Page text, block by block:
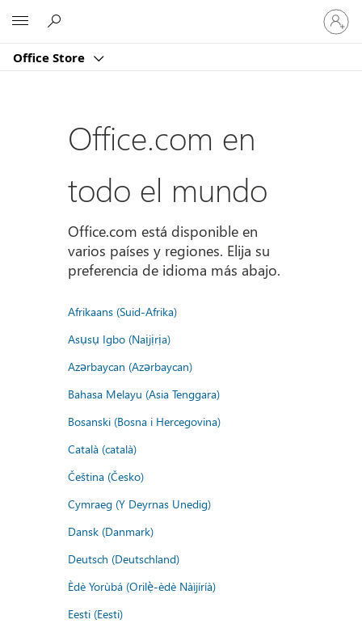
Office Store
Iniciar
sesión
en
cuenta
Office.com en
todo el mundo
Office.com está disponible en
varios países y regiones. Elija su
preferencia de idioma más abajo.
Afrikaans (Suid-Afrika)
Asụsụ Igbo (Naịjịrịa)
Azərbaycan (Azərbaycan)
Bahasa Melayu (Asia Tenggara)
Bosanski (Bosna i Hercegovina)
Català (català)
Čeština (Česko)
Cymraeg (Y Deyrnas Unedig)
Dansk (Danmark)
Deutsch (Deutschland)
Èdè Yorùbá (Orilẹ̀-èdè Nàìjíríà)
Eesti (Eesti)